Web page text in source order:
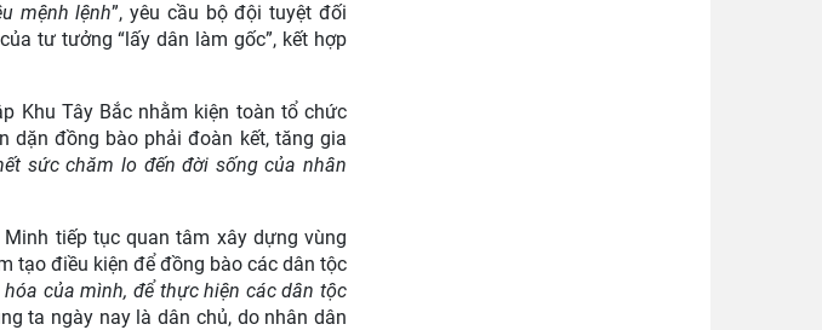
mệnh lệnh”, yêu cầu bộ đội tuyệt đối
tư tưởng “lấy dân làm gốc”, kết hợp
Khu Tây Bắc nhằm kiện toàn tổ chức
dặn đồng bào phải đoàn kết, tăng gia
sức chăm lo đến đời sống của nhân
tiếp tục quan tâm xây dựng vùng
tạo điều kiện để đồng bào các dân tộc
của mình, để thực hiện các dân tộc
ta ngày nay là dân chủ, do nhân dân